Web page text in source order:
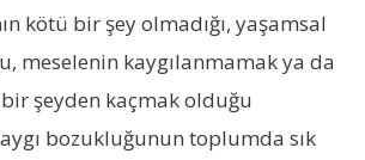
kötü bir şey olmadığı, yaşamsal
meselenin kaygılanmamak ya da
şeyden kaçmak olduğu
bozukluğunun toplumda sık